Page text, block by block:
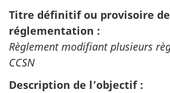
Titre définitif ou provisoire
réglementation :
Règlement modifiant plusieurs
CCSN
Description de l’objectif :